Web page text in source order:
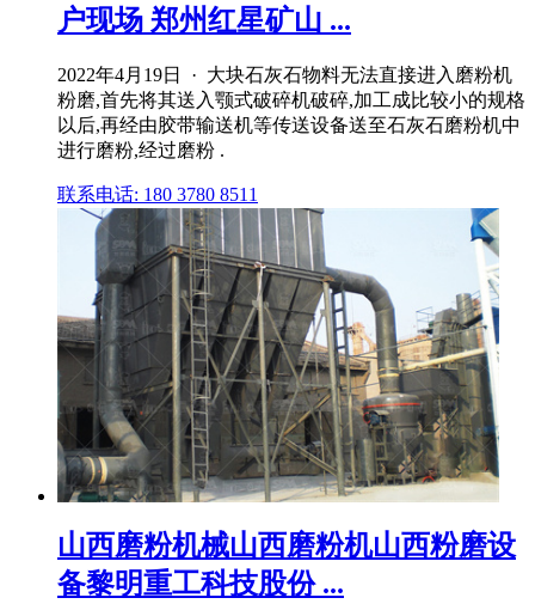
户现场 郑州红星矿山 ...
2022年4月19日 · 大块石灰石物料无法直接进入磨粉机
粉磨,首先将其送入颚式破碎机破碎,加工成比较小的规格
以后,再经由胶带输送机等传送设备送至石灰石磨粉机中
进行磨粉,经过磨粉 .
联系电话: 180 3780 8511
山西磨粉机械山西磨粉机山西粉磨设
备黎明重工科技股份 ...